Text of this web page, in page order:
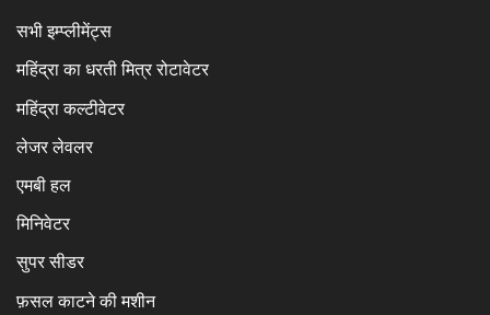
सभी इम्प्लीमेंट्स
महिंद्रा का धरती मित्र रोटावेटर
महिंद्रा कल्टीवेटर
लेजर लेवलर
एमबी हल
मिनिवेटर
सुपर सीडर
फ़सल काटने की मशीन